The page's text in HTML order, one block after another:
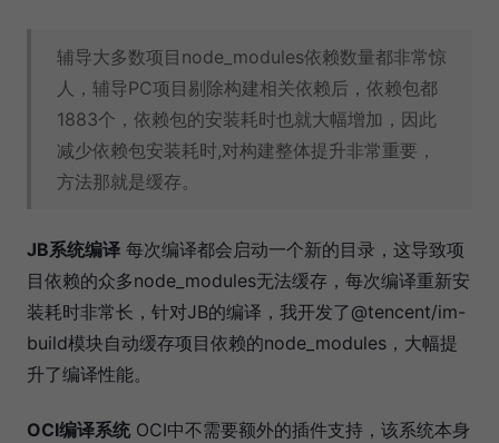
辅导大多数项目node_modules依赖数量都非常惊
人，辅导PC项目剔除构建相关依赖后，依赖包都
1883个，依赖包的安装耗时也就大幅增加，因此
减少依赖包安装耗时,对构建整体提升非常重要，
方法那就是缓存。
JB系统编译 每次编译都会启动一个新的目录，这导致项
目依赖的众多node_modules无法缓存，每次编译重新安
装耗时非常长，针对JB的编译，我开发了@tencent/im-
build模块自动缓存项目依赖的node_modules，大幅提
升了编译性能。
OCI编译系统OCI中不需要额外的插件支持，该系统本身